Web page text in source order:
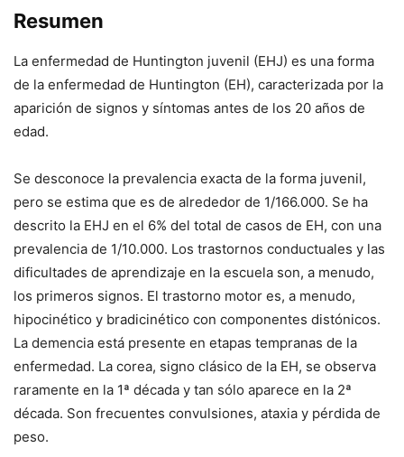
Resumen
La enfermedad de Huntington juvenil (EHJ) es una forma
de la enfermedad de Huntington (EH), caracterizada por la
aparición de signos y síntomas antes de los 20 años de
edad.
Se desconoce la prevalencia exacta de la forma juvenil,
pero se estima que es de alrededor de 1/166.000. Se ha
descrito la EHJ en el 6% del total de casos de EH, con una
prevalencia de 1/10.000. Los trastornos conductuales y las
dificultades de aprendizaje en la escuela son, a menudo,
los primeros signos. El trastorno motor es, a menudo,
hipocinético y bradicinético con componentes distónicos.
La demencia está presente en etapas tempranas de la
enfermedad. La corea, signo clásico de la EH, se observa
raramente en la 1ª década y tan sólo aparece en la 2ª
década. Son frecuentes convulsiones, ataxia y pérdida de
peso.